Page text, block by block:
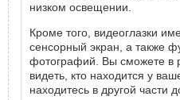
низком освещении.
Кроме того, видеоглазки
сенсорный экран, а также
фотографий. Вы сможете в
видеть, кто находится у
находитесь в другой части